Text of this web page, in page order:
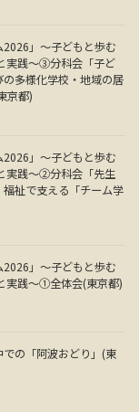
」～子どもと歩む
実践～③分科会「子ど
多様化学校・地域の居
京都)
」～子どもと歩む
実践～②分科会「先生
祉で支える「チーム学
」～子どもと歩む
実践～①全体会(東京都)
での「阿波おどり」(東